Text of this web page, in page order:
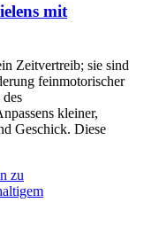
mit
Zeitvertreib; sie sind
feinmotorischer
kleiner,
Geschick. Diese